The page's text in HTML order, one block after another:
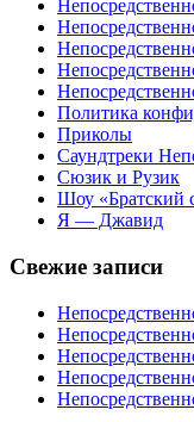
Политика
Приколы
Саундтреки
Сюзик и Рузик
Шоу «Братский
Я — Джавид
Свежие записи